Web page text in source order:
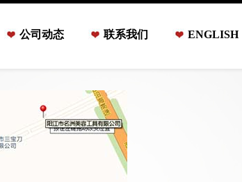
公司动态 联系我们 ENGLISH